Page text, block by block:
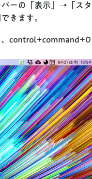
バーの「表示」→「ス
きます。
control+command+0